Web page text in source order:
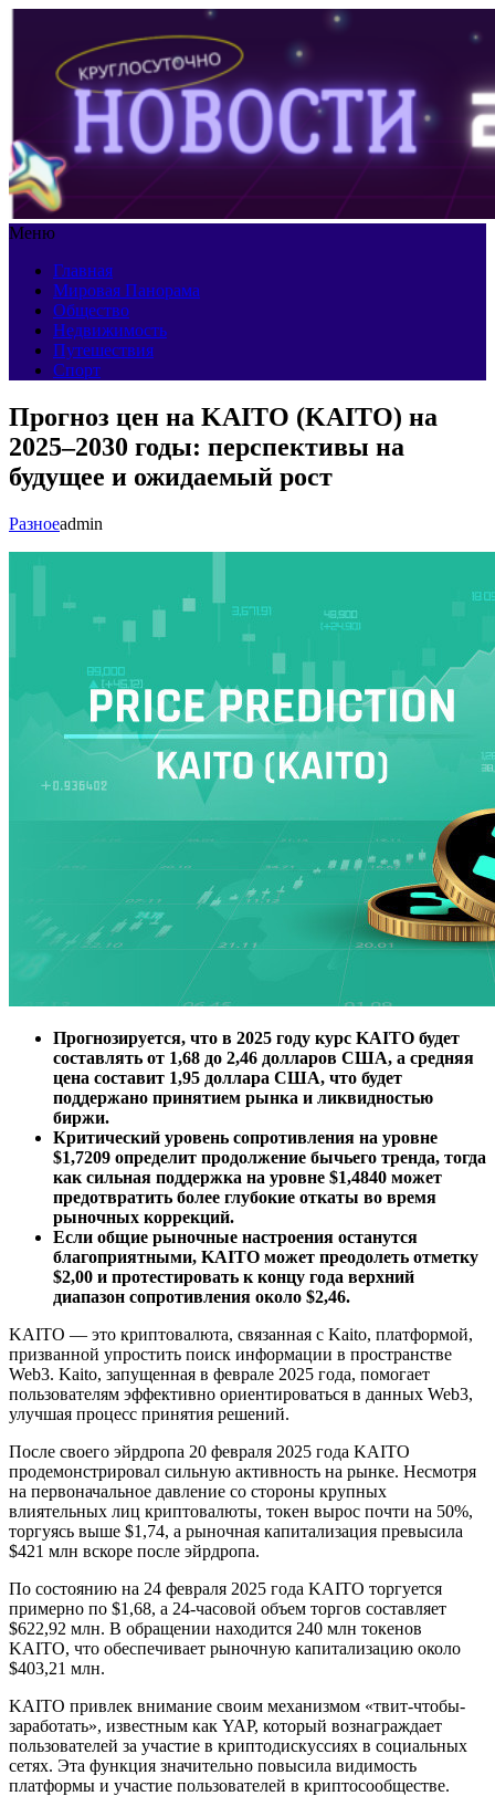
Меню
Главная
Мировая Панорама
Общество
Недвижимость
Путешествия
Спорт
Прогноз цен на KAITO (KAITO) на
2025–2030 годы: перспективы на
будущее и ожидаемый рост
Разноеadmin
Прогнозируется, что в 2025 году курс KAITO будет
составлять от 1,68 до 2,46 долларов США, а средняя
цена составит 1,95 доллара США, что будет
поддержано принятием рынка и ликвидностью
биржи.
Критический уровень сопротивления на уровне
$1,7209 определит продолжение бычьего тренда, тогда
как сильная поддержка на уровне $1,4840 может
предотвратить более глубокие откаты во время
рыночных коррекций.
Если общие рыночные настроения останутся
благоприятными, KAITO может преодолеть отметку
$2,00 и протестировать к концу года верхний
диапазон сопротивления около $2,46.
KAITO — это криптовалюта, связанная с Kaito, платформой,
призванной упростить поиск информации в пространстве
Web3. Kaito, запущенная в феврале 2025 года, помогает
пользователям эффективно ориентироваться в данных Web3,
улучшая процесс принятия решений.
После своего эйрдропа 20 февраля 2025 года KAITO
продемонстрировал сильную активность на рынке. Несмотря
на первоначальное давление со стороны крупных
влиятельных лиц криптовалюты, токен вырос почти на 50%,
торгуясь выше $1,74, а рыночная капитализация превысила
$421 млн вскоре после эйрдропа.
По состоянию на 24 февраля 2025 года KAITO торгуется
примерно по $1,68, а 24-часовой объем торгов составляет
$622,92 млн. В обращении находится 240 млн токенов
KAITO, что обеспечивает рыночную капитализацию около
$403,21 млн.
KAITO привлек внимание своим механизмом «твит-чтобы-
заработать», известным как YAP, который вознаграждает
пользователей за участие в криптодискуссиях в социальных
сетях. Эта функция значительно повысила видимость
платформы и участие пользователей в криптосообществе.